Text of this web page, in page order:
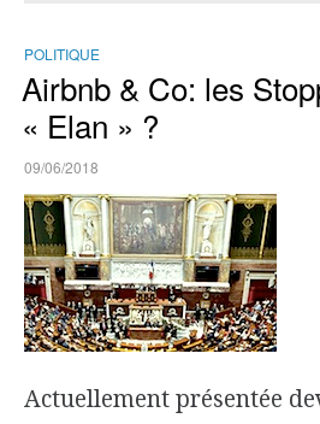
POLITIQUE
Airbnb & Co: les
« Elan » ?
09/06/2018
Actuellement présentée